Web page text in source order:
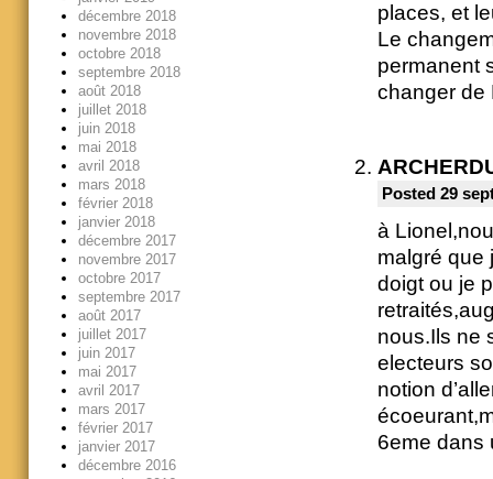
places, et
Le
permanent
changer de
Posted 29
à
malgré que
doigt ou je
nous.Ils ne
electeurs
notion
6eme dans
décembre 2018
novembre 2018
octobre 2018
septembre 2018
août 2018
juillet 2018
juin 2018
mai 2018
avril 2018
mars 2018
février 2018
janvier 2018
décembre 2017
novembre 2017
octobre 2017
septembre 2017
août 2017
juillet 2017
juin 2017
mai 2017
avril 2017
mars 2017
février 2017
janvier 2017
décembre 2016